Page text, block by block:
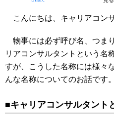
こんにちは、キャリアコン
物事には必ず呼び名、つまり
リアコンサルタントという名
すが、こうした名称には様々
んな名称についてのお話です。
■キャリアコンサルタント